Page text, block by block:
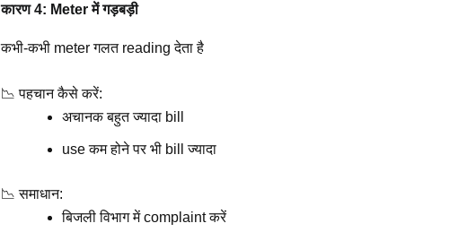
कारण 4: Meter में गड़बड़ी
कभी-कभी meter गलत reading देता है
📉 पहचान कैसे करें:
अचानक बहुत ज्यादा bill
use कम होने पर भी bill ज्यादा
📉 समाधान:
बिजली विभाग में complaint करें